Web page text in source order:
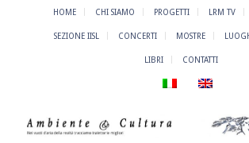
HOME CHI SIAMO PROGETTI LRM TV
SEZIONE IISL CONCERTI MOSTRE
LIBRI CONTATTI